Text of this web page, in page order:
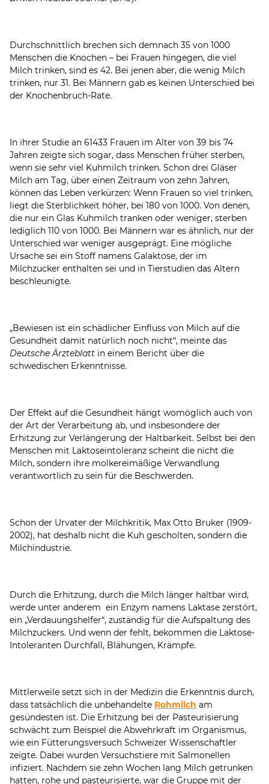
Durchschnittlich brechen sich demnach 35 von 1000
Menschen die Knochen – bei Frauen hingegen, die viel
Milch trinken, sind es 42. Bei jenen aber, die wenig Milch
trinken, nur 31. Bei Männern gab es keinen Unterschied bei
der Knochenbruch-Rate.
In ihrer Studie an 61433 Frauen im Alter von 39 bis 74
Jahren zeigte sich sogar, dass Menschen früher sterben,
wenn sie sehr viel Kuhmilch trinken. Schon drei Gläser
Milch am Tag, über einen Zeitraum von zehn Jahren,
können das Leben verkürzen: Wenn Frauen so viel trinken,
liegt die Sterblichkeit höher, bei 180 von 1000. Von denen,
die nur ein Glas Kuhmilch tranken oder weniger, sterben
lediglich 110 von 1000. Bei Männern war es ähnlich, nur der
Unterschied war weniger ausgeprägt. Eine mögliche
Ursache sei ein Stoff namens Galaktose, der im
Milchzucker enthalten sei und in Tierstudien das Altern
beschleunigte.
„Bewiesen ist ein schädlicher Einfluss von Milch auf die
Gesundheit damit natürlich noch nicht“, meinte das
Deutsche Ärzteblatt in einem Bericht über die
schwedischen Erkenntnisse.
Der Effekt auf die Gesundheit hängt womöglich auch von
der Art der Verarbeitung ab, und insbesondere der
Erhitzung zur Verlängerung der Haltbarkeit. Selbst bei den
Menschen mit Laktoseintoleranz scheint die nicht die
Milch, sondern ihre molkereimäßige Verwandlung
verantwortlich zu sein für die Beschwerden.
Schon der Urvater der Milchkritik, Max Otto Bruker (1909-
2002), hat deshalb nicht die Kuh gescholten, sondern die
Milchindustrie.
Durch die Erhitzung, durch die Milch länger haltbar wird,
werde unter anderem ein Enzym namens Laktase zerstört,
ein „Verdauungshelfer“, zuständig für die Aufspaltung des
Milchzuckers. Und wenn der fehlt, bekommen die Laktose-
Intoleranten Durchfall, Blähungen, Krämpfe.
Mittlerweile setzt sich in der Medizin die Erkenntnis durch,
dass tatsächlich die unbehandelte Rohmilch am
gesündesten ist. Die Erhitzung bei der Pasteurisierung
schwächt zum Beispiel die Abwehrkraft im Organismus,
wie ein Fütterungsversuch Schweizer Wissenschaftler
zeigte. Dabei wurden Versuchstiere mit Salmonellen
infiziert. Nachdem sie zehn Wochen lang Milch getrunken
hatten, rohe und pasteurisierte, war die Gruppe mit der